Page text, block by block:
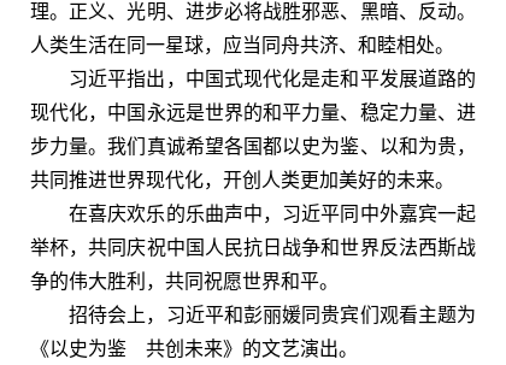
理。正义、光明、进步必将战胜邪恶、黑暗、反动。
人类生活在同一星球，应当同舟共济、和睦相处。
习近平指出，中国式现代化是走和平发展道路的
现代化，中国永远是世界的和平力量、稳定力量、进
步力量。我们真诚希望各国都以史为鉴、以和为贵，
共同推进世界现代化，开创人类更加美好的未来。
在喜庆欢乐的乐曲声中，习近平同中外嘉宾一起
举杯，共同庆祝中国人民抗日战争和世界反法西斯战
争的伟大胜利，共同祝愿世界和平。
招待会上，习近平和彭丽媛同贵宾们观看主题为
《以史为鉴 共创未来》的文艺演出。